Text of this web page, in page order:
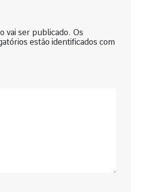
vai ser publicado. Os
estão identificados com